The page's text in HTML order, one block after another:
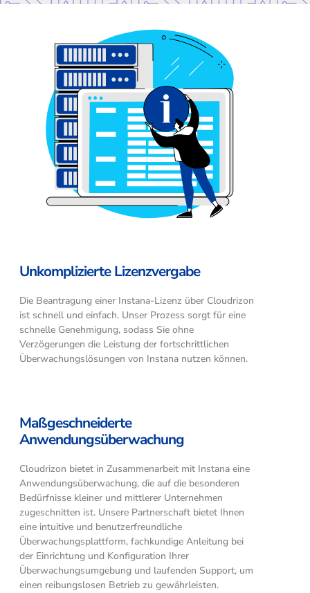
Unkomplizierte Lizenzvergabe
Die Beantragung einer Instana-Lizenz über Cloudrizon
ist schnell und einfach. Unser Prozess sorgt für eine
schnelle Genehmigung, sodass Sie ohne
Verzögerungen die Leistung der fortschrittlichen
Überwachungslösungen von Instana nutzen können.
Maßgeschneiderte
Anwendungsüberwachung
Cloudrizon bietet in Zusammenarbeit mit Instana eine
Anwendungsüberwachung, die auf die besonderen
Bedürfnisse kleiner und mittlerer Unternehmen
zugeschnitten ist. Unsere Partnerschaft bietet Ihnen
eine intuitive und benutzerfreundliche
Überwachungsplattform, fachkundige Anleitung bei
der Einrichtung und Konfiguration Ihrer
Überwachungsumgebung und laufenden Support, um
einen reibungslosen Betrieb zu gewährleisten.